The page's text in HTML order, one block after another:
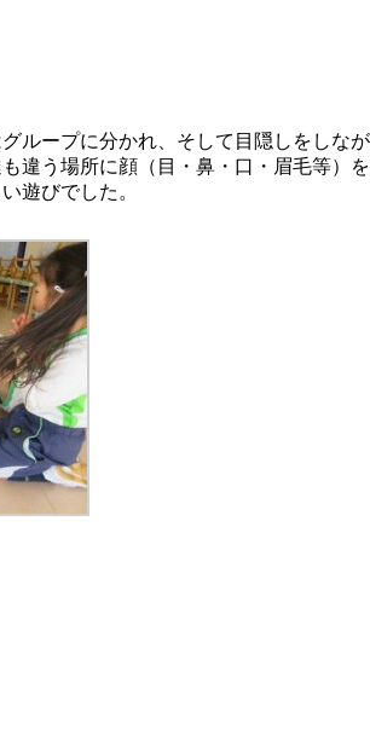
ループに分かれ、そして目隠しをし
違う場所に顔（目・鼻・口・眉毛等
遊びでした。